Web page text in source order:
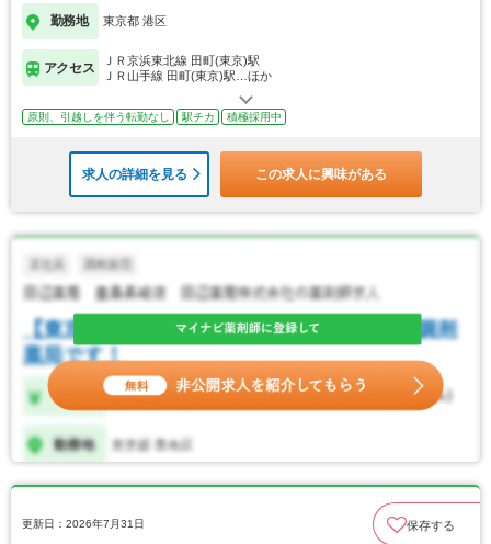
勤務地 東京都 港区
アクセス
ＪＲ京浜東北線 田町(東京)駅
ＪＲ山手線 田町(東京)駅…ほか
原則、引越しを伴う転勤なし 駅チカ 積極採用中
求人の詳細を見る この求人に興味がある
更新日：2026年7月31日 保存する